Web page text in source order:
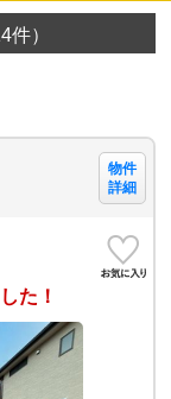
件）
物件
詳細
た！